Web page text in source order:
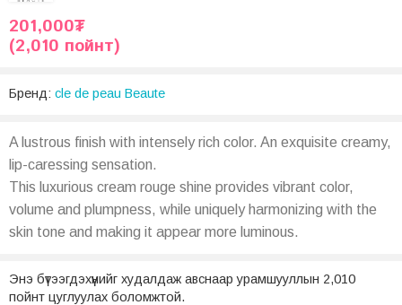
201,000₮
(2,010 пойнт)
Бренд: cle de peau Beaute
A lustrous finish with intensely rich color. An exquisite creamy,
lip-caressing sensation.
This luxurious cream rouge shine provides vibrant color,
volume and plumpness, while uniquely harmonizing with the
skin tone and making it appear more luminous.
Энэ бүтээгдэхүүнийг худалдаж авснаар урамшууллын 2,010
пойнт цуглуулах боломжтой.